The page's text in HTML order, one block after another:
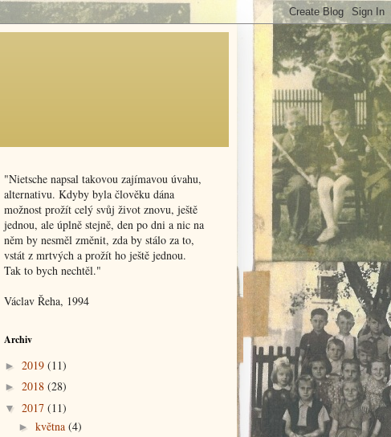
"Nietsche napsal takovou zajímavou úvahu,
alternativu. Kdyby byla člověku dána
možnost prožít celý svůj život znovu, ještě
jednou, ale úplně stejně, den po dni a nic na
něm by nesměl změnit, zda by stálo za to,
vstát z mrtvých a prožít ho ještě jednou.
Tak to bych nechtěl."
Václav Řeha, 1994
Archiv
► 2019 (11)
► 2018 (28)
▼ 2017 (11)
► května (4)